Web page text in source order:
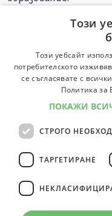
Специалности
Този
Този уебсайт
потребителското
се съгласявате с
Политика за
ПОКАЖИ
СТРОГО
ТАРГЕТИРАНЕ